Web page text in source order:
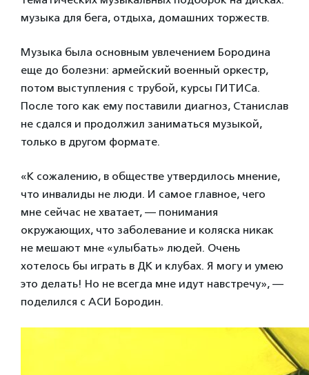
музыка для бега, отдыха, домашних торжеств.
Музыка была основным увлечением Бородина
еще до болезни: армейский военный оркестр,
потом выступления с трубой, курсы ГИТИСа.
После того как ему поставили диагноз, Станислав
не сдался и продолжил заниматься музыкой,
только в другом формате.
«К сожалению, в обществе утвердилось мнение,
что инвалиды не люди. И самое главное, чего
мне сейчас не хватает, — понимания
окружающих, что заболевание и коляска никак
не мешают мне «улыбать» людей. Очень
хотелось бы играть в ДК и клубах. Я могу и умею
это делать! Но не всегда мне идут навстречу», —
поделился с АСИ Бородин.